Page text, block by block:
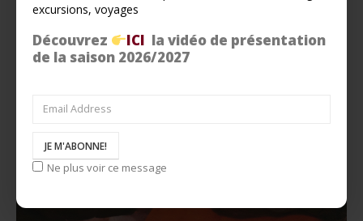
excursions, voyages
Découvrez ICI la vidéo de présentation
de la saison 2026/2027
Ne plus voir ce message